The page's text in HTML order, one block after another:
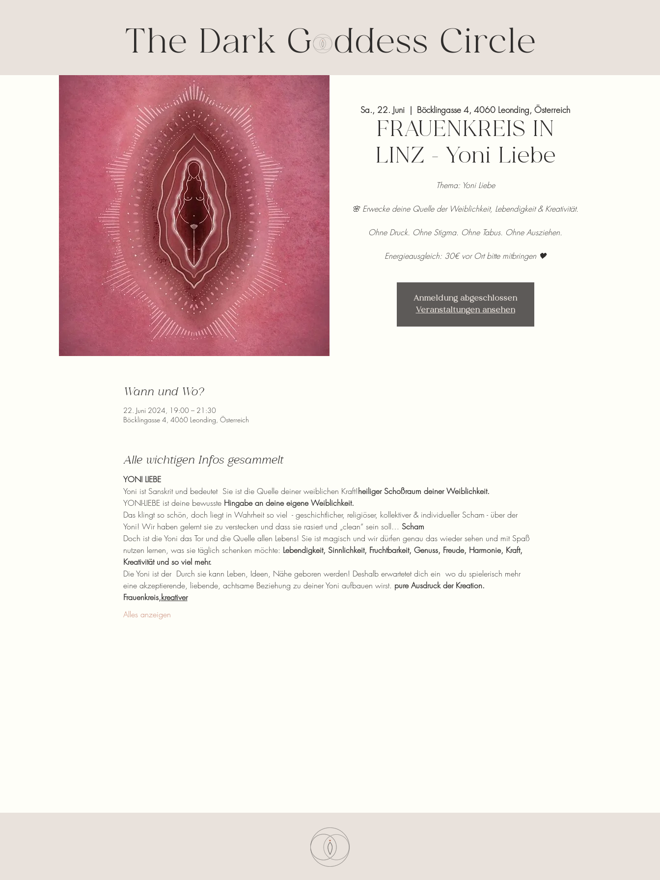
The Dark G ddess Circle
Sa., 22. Juni
  |
Böcklingasse 4, 4060 Leonding, Österreich
FRAUENKREIS IN
LINZ - Yoni Liebe
Thema: Yoni Liebe
🌸 Erwecke deine Quelle der Weiblichkeit, Lebendigkeit & Kreativität.
Ohne Druck. Ohne Stigma. Ohne Tabus. Ohne Ausziehen.
Energieausgleich: 30€ vor Ort bitte mitbringen 🖤
Anmeldung abgeschlossen
Veranstaltungen ansehen
Wann und Wo?
22. Juni 2024, 19:00 – 21:30
Böcklingasse 4, 4060 Leonding, Österreich
Alle wichtigen Infos gesammelt
YONI LIEBE
Yoni ist Sanskrit und bedeutet Sie ist die Quelle deiner weiblichen Kraft!heiliger Schoßraum deiner Weiblichkeit.
YONI-LIEBE ist deine bewusste Hingabe an deine eigene Weiblichkeit.
Das klingt so schön, doch liegt in Wahrheit so viel - geschichtlicher, religiöser, kollektiver & individueller Scham - über der
Yoni! Wir haben gelernt sie zu verstecken und dass sie rasiert und „clean“ sein soll… Scham
Doch ist die Yoni das Tor und die Quelle allen Lebens! Sie ist magisch und wir dürfen genau das wieder sehen und mit Spaß
nutzen lernen, was sie täglich schenken möchte: Lebendigkeit, Sinnlichkeit, Fruchtbarkeit, Genuss, Freude, Harmonie, Kraft,
Kreativität und so viel mehr.
Die Yoni ist der Durch sie kann Leben, Ideen, Nähe geboren werden! Deshalb erwartetet dich ein wo du spielerisch mehr
eine akzeptierende, liebende, achtsame Beziehung zu deiner Yoni aufbauen wirst. pure Ausdruck der Kreation.
Frauenkreis,kreativer
Alles anzeigen